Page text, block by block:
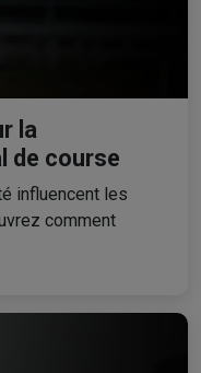
la
de course
influencent les
comment